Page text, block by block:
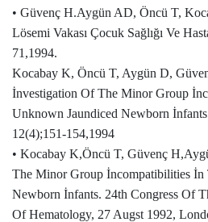
• Güvenç H.Aygün AD, Öncü T,
Lösemi Vakası Çocuk Sağlığı Ve
71,1994.
Kocabay K, Öncü T, Aygün D,
İnvestigation Of The Minor Group
Unknown Jaundiced Newborn
12(4);151-154,1994
• Kocabay K,Öncü T, Güvenç
The Minor Group İncompatibilities İn
Newborn İnfants. 24th Congress Of
Of Hematology, 27 Augst 1992,